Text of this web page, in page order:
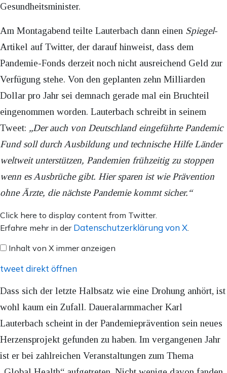
Gesundheitsminister.
Am Montagabend teilte Lauterbach dann einen Spiegel-
Artikel auf Twitter, der darauf hinweist, dass dem
Pandemie-Fonds derzeit noch nicht ausreichend Geld zur
Verfügung stehe. Von den geplanten zehn Milliarden
Dollar pro Jahr sei demnach gerade mal ein Bruchteil
eingenommen worden. Lauterbach schreibt in seinem
Tweet: „Der auch von Deutschland eingeführte Pandemic
Fund soll durch Ausbildung und technische Hilfe Länder
weltweit unterstützen, Pandemien frühzeitig zu stoppen
wenn es Ausbrüche gibt. Hier sparen ist wie Prävention
ohne Ärzte, die nächste Pandemie kommt sicher.“
Inhalt
von
anzeigen
Click here to display content from Twitter.
Erfahre mehr in der Datenschutzerklärung von X
Inhalt von X immer anzeigen
tweet direkt öffnen
Dass sich der letzte Halbsatz wie eine Drohung anhört, ist
wohl kaum ein Zufall. Daueralarmmacher Karl
Lauterbach scheint in der Pandemieprävention sein neues
Herzensprojekt gefunden zu haben. Im vergangenen Jahr
ist er bei zahlreichen Veranstaltungen zum Thema